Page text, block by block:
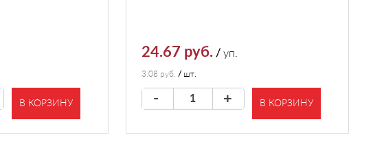
В КОРЗИНУ
24.67 руб./ уп.
3.08 руб. / шт.
- + В КОРЗИНУ